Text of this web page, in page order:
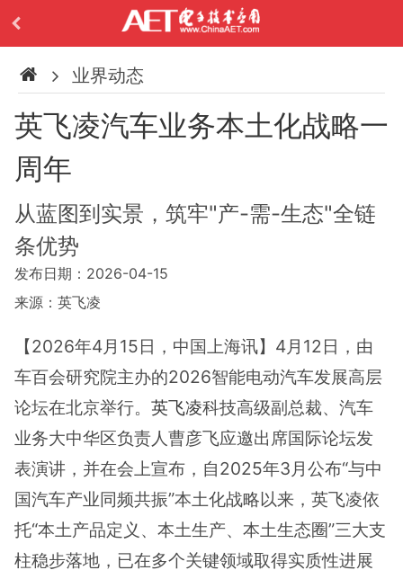
业界动态
英飞凌汽车业务本土化战略一
周年
从蓝图到实景，筑牢"产-需-生态"全链
条优势
发布日期：2026-04-15
来源：英飞凌
【2026年4月15日，中国上海讯】4月12日，由
车百会研究院主办的2026智能电动汽车发展高层
论坛在北京举行。 英飞凌科技高级副总裁、汽车
业务大中华区负责人曹彦飞应邀出席国际论坛发
表演讲，并在会上宣布，自2025年3月公布“与中
国汽车产业同频共振”本土化战略以来，英飞凌依
托“本土产品定义、本土生产、本土生态圈”三大支
柱稳步落地，已在多个关键领域取得实质性进展